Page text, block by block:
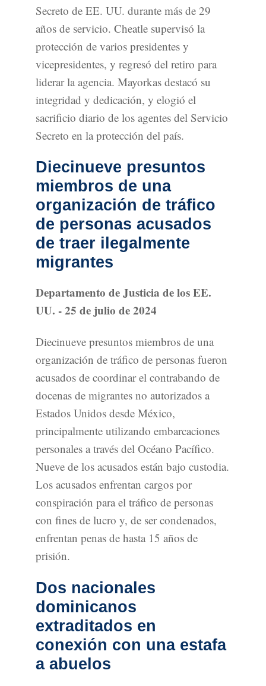
Secreto de EE. UU. durante más de 29
años de servicio. Cheatle supervisó la
protección de varios presidentes y
vicepresidentes, y regresó del retiro para
liderar la agencia. Mayorkas destacó su
integridad y dedicación, y elogió el
sacrificio diario de los agentes del Servicio
Secreto en la protección del país.
Diecinueve presuntos
miembros de una
organización de tráfico
de personas acusados
de traer ilegalmente
migrantes
Departamento de Justicia de los EE.
UU. - 25 de julio de 2024
Diecinueve presuntos miembros de una
organización de tráfico de personas fueron
acusados de coordinar el contrabando de
docenas de migrantes no autorizados a
Estados Unidos desde México,
principalmente utilizando embarcaciones
personales a través del Océano Pacífico.
Nueve de los acusados están bajo custodia.
Los acusados enfrentan cargos por
conspiración para el tráfico de personas
con fines de lucro y, de ser condenados,
enfrentan penas de hasta 15 años de
prisión.
Dos nacionales
dominicanos
extraditados en
conexión con una estafa
a abuelos